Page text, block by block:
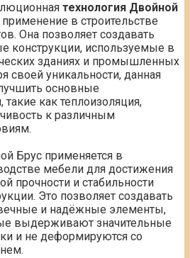
технология Двойной
в строительстве
Она позволяет создавать
конструкции, используемые в
зданиях и промышленных
своей уникальности, данная
основные
такие как теплоизоляция,
к различным
Брус применяется в
мебели для достижения
прочности и стабильности
Это позволяет создавать
и надёжные элементы,
выдерживают значительные
и не деформируются со